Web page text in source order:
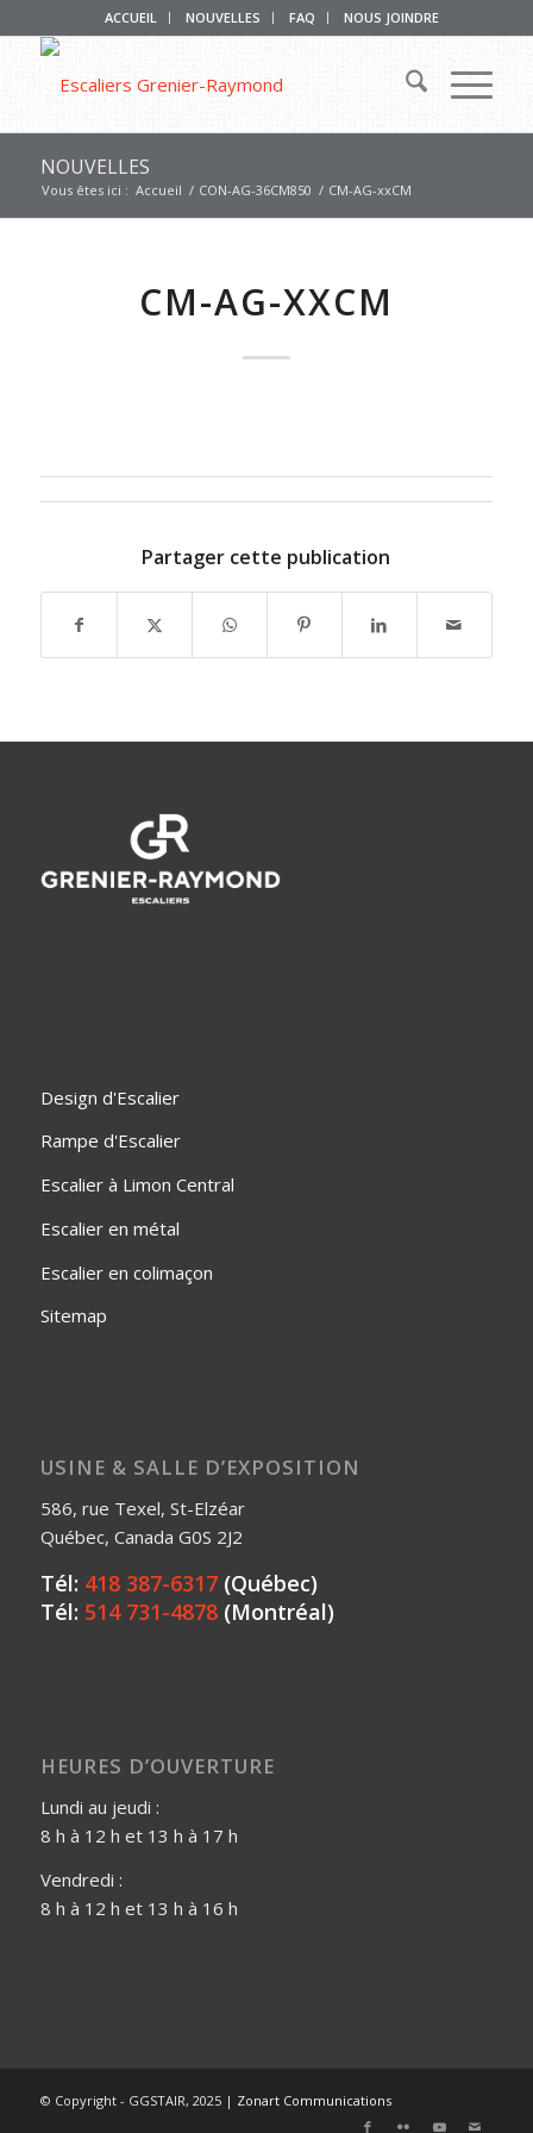
ACCUEIL NOUVELLES FAQ NOUS JOINDRE
NOUVELLES
Vous êtes ici : Accueil / CON-AG-36CM850 / CM-AG-xxCM
CM-AG-XXCM
Partager cette publication
Design d'Escalier
Rampe d'Escalier
Escalier à Limon Central
Escalier en métal
Escalier en colimaçon
Sitemap
USINE & SALLE D’EXPOSITION
586, rue Texel, St-Elzéar
Québec, Canada G0S 2J2
Tél: 418 387-6317(Québec)
Tél: 514 731-4878(Montréal)
HEURES D’OUVERTURE
Lundi au jeudi :
8 h à 12 h et 13 h à 17 h
Vendredi :
8 h à 12 h et 13 h à 16 h
© Copyright - GGSTAIR, 2025 | Zonart Communications